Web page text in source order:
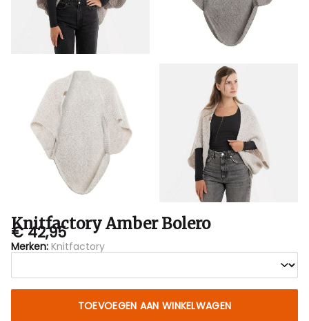
Knitfactory Amber Bolero
€ 42,95
Merken: Knitfactory
TOEVOEGEN AAN WINKELWAGEN